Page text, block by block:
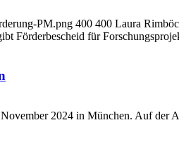
PM.png 400 400 Laura
Förderbescheid für
2024 in München. Auf der